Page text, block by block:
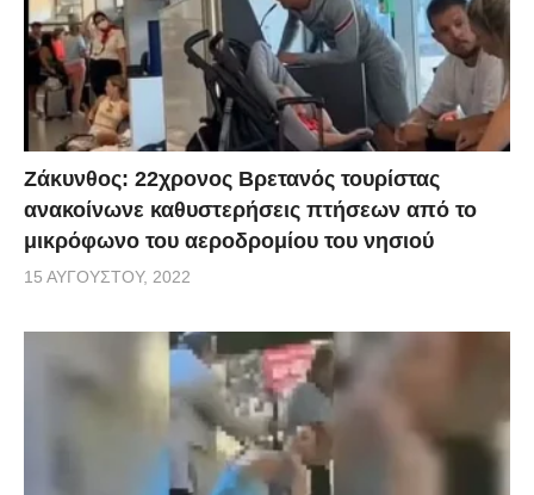
Ζάκυνθος: 22χρονος Βρετανός τουρίστας
ανακοίνωνε καθυστερήσεις πτήσεων από το
μικρόφωνο του αεροδρομίου του νησιού
15 ΑΥΓΟΎΣΤΟΥ, 2022